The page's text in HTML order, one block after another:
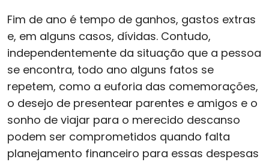
Fim de ano é tempo de ganhos, gastos extras
e, em alguns casos, dívidas. Contudo,
independentemente da situação que a pessoa
se encontra, todo ano alguns fatos se
repetem, como a euforia das comemorações,
o desejo de presentear parentes e amigos e o
sonho de viajar para o merecido descanso
podem ser comprometidos quando falta
planejamento financeiro para essas despesas